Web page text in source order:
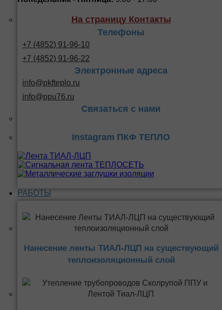
На страницу Контакты
Телефоны
+7 (4852) 91-96-10
+7 (4852) 91-96-22
Электронные адреса
info@pkfteplo.ru
info@ppu76.ru
Связаться с нами
Instagram ПКФ ТЕПЛО
РАБОТЫ
Нанесение ленты ТИАЛ-ЛЦП на существующий
теплоизоляционный слой